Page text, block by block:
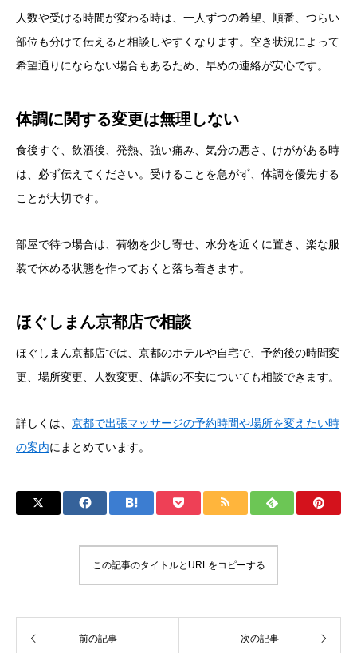
人数や受ける時間が変わる時は、一人ずつの希望、順番、つらい
部位も分けて伝えると相談しやすくなります。空き状況によって
希望通りにならない場合もあるため、早めの連絡が安心です。
体調に関する変更は無理しない
食後すぐ、飲酒後、発熱、強い痛み、気分の悪さ、けががある時
は、必ず伝えてください。受けることを急がず、体調を優先する
ことが大切です。
部屋で待つ場合は、荷物を少し寄せ、水分を近くに置き、楽な服
装で休める状態を作っておくと落ち着きます。
ほぐしまん京都店で相談
ほぐしまん京都店では、京都のホテルや自宅で、予約後の時間変
更、場所変更、人数変更、体調の不安についても相談できます。
詳しくは、 京都で出張マッサージの予約時間や場所を変えたい時
の案内にまとめています。
この記事のタイトルとURLをコピーする
前の記事 次の記事